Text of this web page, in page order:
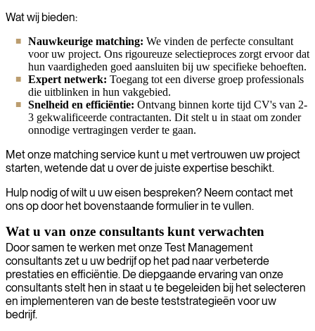
Wat wij bieden:
Nauwkeurige matching: We vinden de perfecte consultant
voor uw project. Ons rigoureuze selectieproces zorgt ervoor dat
hun vaardigheden goed aansluiten bij uw specifieke behoeften.
Expert netwerk: Toegang tot een diverse groep professionals
die uitblinken in hun vakgebied.
Snelheid en efficiëntie: Ontvang binnen korte tijd CV's van 2-
3 gekwalificeerde contractanten. Dit stelt u in staat om zonder
onnodige vertragingen verder te gaan.
Met onze matching service kunt u met vertrouwen uw project
starten, wetende dat u over de juiste expertise beschikt.
Hulp nodig of wilt u uw eisen bespreken? Neem contact met
ons op door het bovenstaande formulier in te vullen.
Wat u van onze consultants kunt verwachten
Door samen te werken met onze Test Management
consultants zet u uw bedrijf op het pad naar verbeterde
prestaties en efficiëntie. De diepgaande ervaring van onze
consultants stelt hen in staat u te begeleiden bij het selecteren
en implementeren van de beste teststrategieën voor uw
bedrijf.